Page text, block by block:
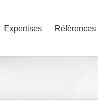
Expertises Références